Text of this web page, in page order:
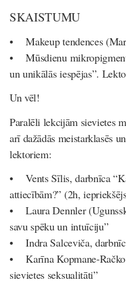
SKAISTUMU
• Makeup tendences
• Mūsdienu
un unikālās iespējas”.
Un vēl!
Paralēli lekcijām sievietes
arī dažādās meistarklasēs
lektoriem:
• Vents Sīlis, darbnīca
attiecībām?” (2h,
• Laura Dennler
savu spēku un intuīciju”
• Indra Salceviča,
• Karīna Kopmane-
sievietes seksualitāti”